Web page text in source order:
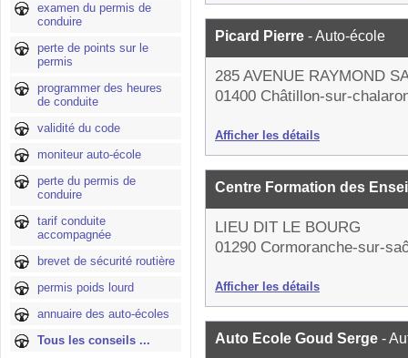
examen du permis de
conduire
perte de points sur le
permis
programmer des heures
de conduite
validité du code
moniteur auto-école
perte du permis de
conduire
tarif conduite
accompagnée
brevet de sécurité routière
permis poids lourd
annuaire des auto-écoles
Tous les conseils ...
Picard Pierre - Auto-école
285 AVENUE RAYMOND
01400 Châtillon-sur-
Afficher les détails
Centre Formation des
LIEU DIT LE BOURG
01290 Cormoranche-sur-
Afficher les détails
Auto Ecole Goud Serge -